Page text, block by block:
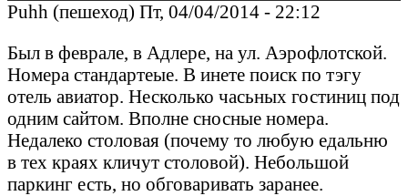
Puhh (пешеход) Пт, 04/04/2014 - 22:12
Был в феврале, в Адлере, на ул. Аэрофлотской.
Номера стандартеые. В инете поиск по тэгу
отель авиатор. Несколько часьных гостиниц под
одним сайтом. Вполне сносные номера.
Недалеко столовая (почему то любую едальню
в тех краях кличут столовой). Небольшой
паркинг есть, но обговаривать заранее.